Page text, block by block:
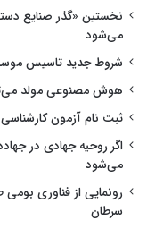
نخستین «گذر صنایع
می‌شود
شروط جدید تاسیس
هوش مصنوعی مولد
ثبت نام آزمون
اگر روحیه جهادی در
می‌شود
رونمایی از فناوری
سرطان